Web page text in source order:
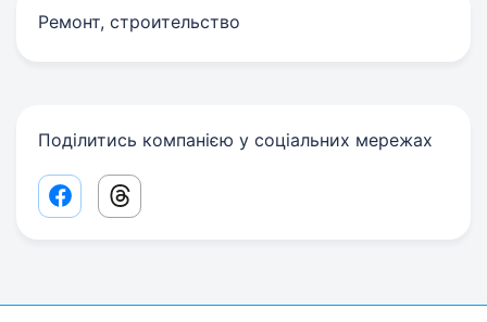
Ремонт, строительство
Поділитись компанією у соціальних мережах
Facebook share link
Threads share link